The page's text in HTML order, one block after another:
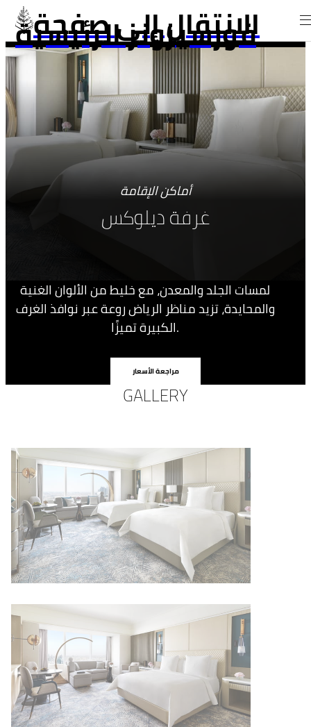
الانتقال إلى صفحة
فورسيزونز الرئيسية
أماكن الإقامة
غرفة ديلوكس
لمسات الجلد والمعدن، مع خليط من الألوان الغنية
والمحايدة، تزيد مناظر الرياض روعة عبر نوافذ الغرف
الكبيرة تميزًا.
مراجعة الأسعار
GALLERY